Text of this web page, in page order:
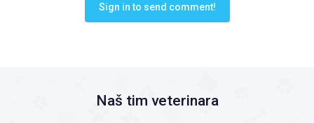
Sign in to send comment!
Naš tim veterinara